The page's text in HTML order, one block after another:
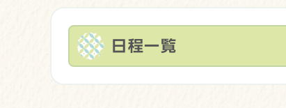
日程一覧